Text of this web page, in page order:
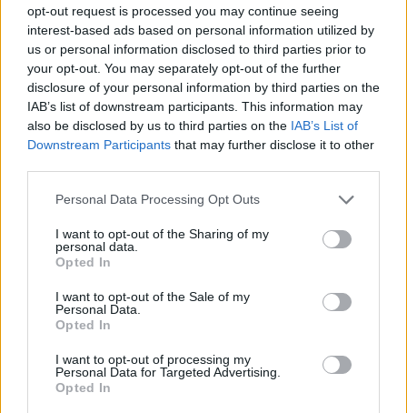
opt-out request is processed you may continue seeing
interest-based ads based on personal information utilized by
us or personal information disclosed to third parties prior to
your opt-out. You may separately opt-out of the further
disclosure of your personal information by third parties on the
IAB’s list of downstream participants. This information may
also be disclosed by us to third parties on the IAB’s List of
Downstream Participants that may further disclose it to other
Please note that this website/app uses one or more Google
not limited to your visit or usage behaviour. You may click to
grant or deny consent to Google and its third-party tags to
use your data for below specified purposes in below Google
consent section.
Personal Data Processing Opt Outs
I want to opt-out of the Sharing of my
personal data.
Opted In
I want to opt-out of the Sale of my
Personal Data.
Opted In
I want to opt-out of processing my
Personal Data for Targeted Advertising.
Opted In
Tζιν παντελόνι στην…παραλία; Δες το
look θα σου αλλάξει γνώμη για το
beachwear
Fashion
3 μυστικά για εύκολο πακετάρισμα
βαλίτσας!
13.08.2020 Σοφια Σουζα